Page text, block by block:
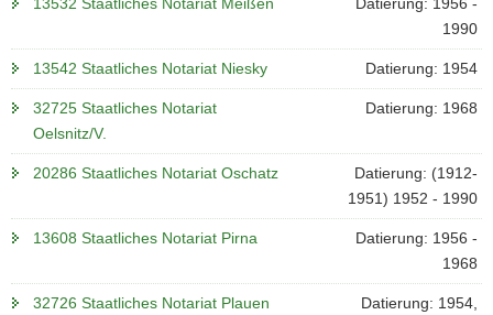
1990
13542 Staatliches Notariat Niesky Datierung: 1954
32725 Staatliches Notariat
Oelsnitz/V.
Datierung: 1968
20286 Staatliches Notariat Oschatz
Datierung: (1912-
1951) 1952 - 1990
13608 Staatliches Notariat Pirna
Datierung: 1956 -
1968
32726 Staatliches Notariat Plauen
Datierung: 1954,